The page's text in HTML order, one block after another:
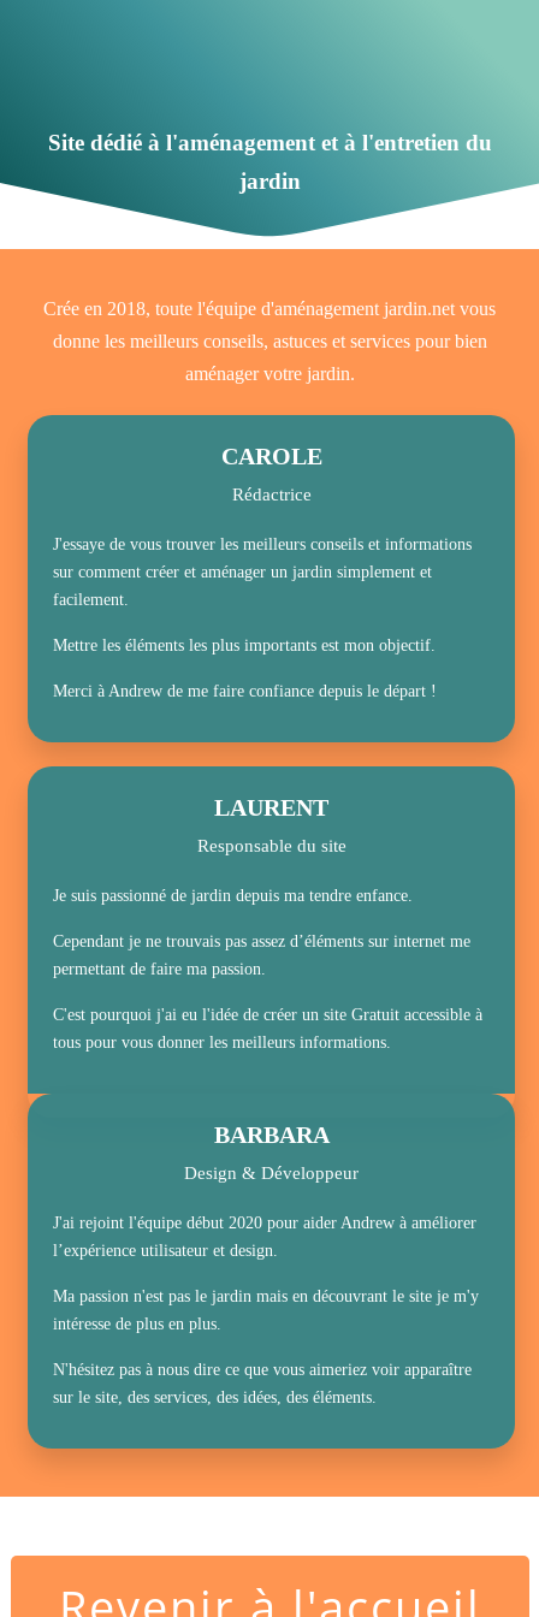
Site dédié à l'aménagement et à l'entretien du
jardin
Crée en 2018, toute l'équipe d'aménagement jardin.net vous
donne les meilleurs conseils, astuces et services pour bien
aménager votre jardin.
CAROLE
Rédactrice
J'essaye de vous trouver les meilleurs conseils et informations
sur comment créer et aménager un jardin simplement et
facilement.
Mettre les éléments les plus importants est mon objectif.
Merci à Andrew de me faire confiance depuis le départ !
LAURENT
Responsable du site
Je suis passionné de jardin depuis ma tendre enfance.
Cependant je ne trouvais pas assez d’éléments sur internet me
permettant de faire ma passion.
C'est pourquoi j'ai eu l'idée de créer un site Gratuit accessible à
tous pour vous donner les meilleurs informations.
BARBARA
Design & Développeur
J'ai rejoint l'équipe début 2020 pour aider Andrew à améliorer
l’expérience utilisateur et design.
Ma passion n'est pas le jardin mais en découvrant le site je m'y
intéresse de plus en plus.
N'hésitez pas à nous dire ce que vous aimeriez voir apparaître
sur le site, des services, des idées, des éléments.